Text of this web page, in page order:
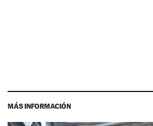
MÁS INFORMACIÓN